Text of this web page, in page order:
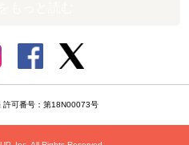
許可番号：第18N00073号